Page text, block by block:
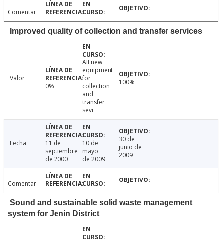
Comentar
Improved quality of collection and transfer services
Valor
0%
All new
equipment
for
collection
and
transfer
sevi
100%
Fecha
11 de
septiembre
de 2000
10 de
mayo
de 2009
30 de
junio de
2009
Comentar
Sound and sustainable solid waste management
system for Jenin District